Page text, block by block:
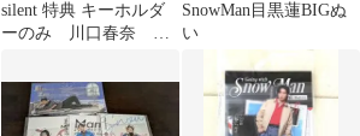
silent 特典 キーホルダ
ーのみ 川口春奈 目
SnowMan目黒蓮BIGぬ
い